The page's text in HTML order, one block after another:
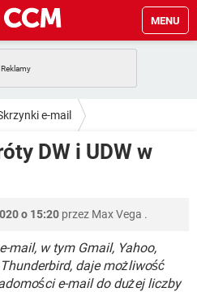
MENU
WHATSAPP
NETFLIX
WHATSAPP
FACEBOOK
FACEBOOK
TIKTOK
WHATSAPP
NETFLIX
TIKTOK
WHATSAPP
e-mail
DW i UDW w
o 15:20 przez Max Vega .
mail, w tym Gmail, Yahoo,
daje możliwość
e-mail do dużej liczby